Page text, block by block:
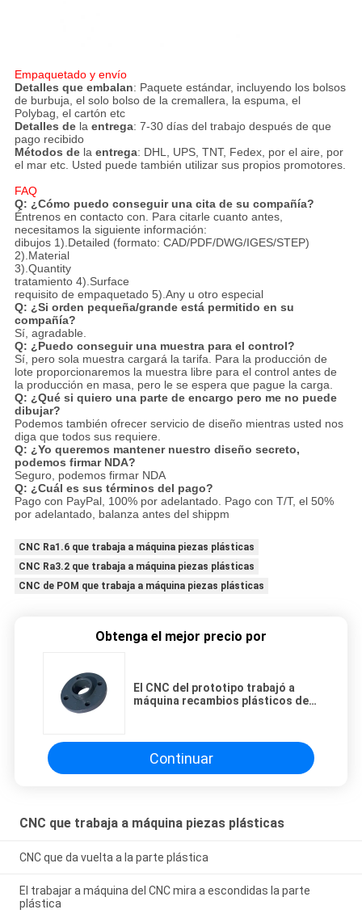
Empaquetado y envío
Detalles que embalan: Paquete estándar, incluyendo los bolsos
de burbuja, el solo bolso de la cremallera, la espuma, el
Polybag, el cartón etc
Detalles dela entrega: 7-30 días del trabajo después de que
pago recibido
Métodos dela entrega: DHL, UPS, TNT, Fedex, por el aire, por
el mar etc. Usted puede también utilizar sus propios promotores.
FAQ
Q: ¿Cómo puedo conseguir una cita de su compañía?
Éntrenos en contacto con. Para citarle cuanto antes,
necesitamos la siguiente información:
dibujos 1).Detailed (formato: CAD/PDF/DWG/IGES/STEP)
2).Material
3).Quantity
tratamiento 4).Surface
requisito de empaquetado 5).Any u otro especial
Q: ¿Si orden pequeña/grande está permitido en su
compañía?
Sí, agradable.
Q: ¿Puedo conseguir una muestra para el control?
Sí, pero sola muestra cargará la tarifa. Para la producción de
lote proporcionaremos la muestra libre para el control antes de
la producción en masa, pero le se espera que pague la carga.
Q: ¿Qué si quiero una parte de encargo pero me no puede
dibujar?
Podemos también ofrecer servicio de diseño mientras usted nos
diga que todos sus requiere.
Q: ¿Yo queremos mantener nuestro diseño secreto,
podemos firmar NDA?
Seguro, podemos firmar NDA
Q: ¿Cuál es sus términos del pago?
Pago con PayPal, 100% por adelantado. Pago con T/T, el 50%
por adelantado, balanza antes del shippm
CNC Ra1.6 que trabaja a máquina piezas plásticas
CNC Ra3.2 que trabaja a máquina piezas plásticas
CNC de POM que trabaja a máquina piezas plásticas
Obtenga el mejor precio por
El CNC del prototipo trabajó a
máquina recambios plásticos de
Continuar
CNC que trabaja a máquina piezas plásticas
CNC que da vuelta a la parte plástica
El trabajar a máquina del CNC mira a escondidas la parte
plástica